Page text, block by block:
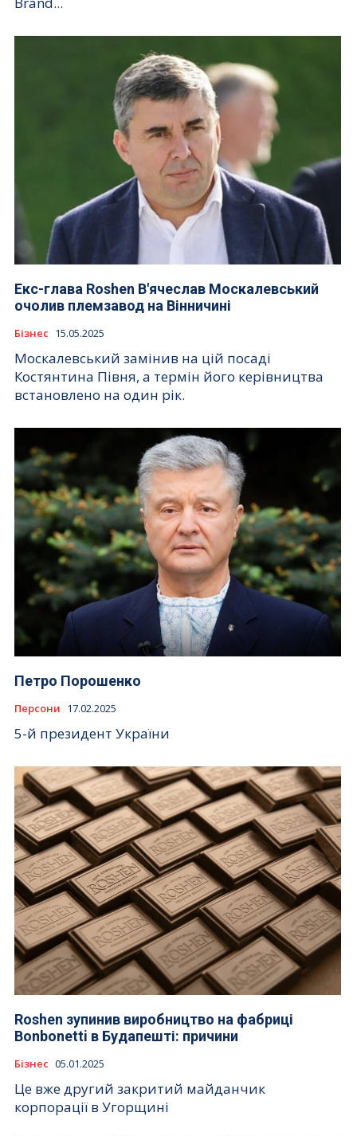
Екс-глава Roshen В'ячеслав Москалевський
очолив племзавод на Вінничині
Бізнес 15.05.2025
Москалевський замінив на цій посаді
Костянтина Півня, а термін його керівництва
встановлено на один рік.
Петро Порошенко
Персони 17.02.2025
5-й президент України
Roshen зупинив виробництво на фабриці
Bonbonetti в Будапешті: причини
Бізнес 05.01.2025
Це вже другий закритий майданчик
корпорації в Угорщині